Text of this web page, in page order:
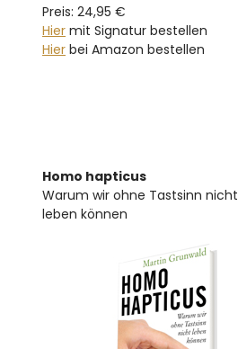
Preis: 24,95 €
Hier mit Signatur bestellen
Hier bei Amazon bestellen
Homo hapticus
Warum wir ohne Tastsinn nicht
leben können